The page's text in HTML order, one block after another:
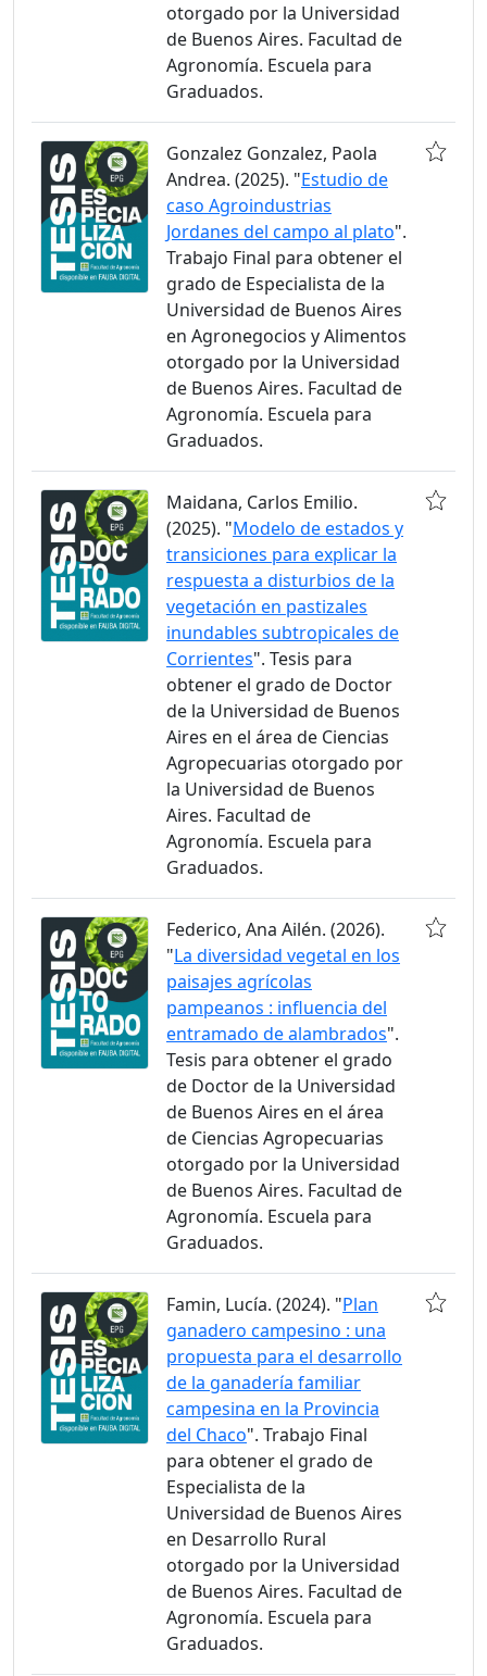
otorgado por la Universidad
de Buenos Aires. Facultad de
Agronomía. Escuela para
Graduados.
Gonzalez Gonzalez, Paola
Andrea. (2025). "Estudio de
caso Agroindustrias
Jordanes del campo al plato".
Trabajo Final para obtener el
grado de Especialista de la
Universidad de Buenos Aires
en Agronegocios y Alimentos
otorgado por la Universidad
de Buenos Aires. Facultad de
Agronomía. Escuela para
Graduados.
Maidana, Carlos Emilio.
(2025). "Modelo de estados y
transiciones para explicar la
respuesta a disturbios de la
vegetación en pastizales
inundables subtropicales de
Corrientes". Tesis para
obtener el grado de Doctor
de la Universidad de Buenos
Aires en el área de Ciencias
Agropecuarias otorgado por
la Universidad de Buenos
Aires. Facultad de
Agronomía. Escuela para
Graduados.
Federico, Ana Ailén. (2026).
"La diversidad vegetal en los
paisajes agrícolas
pampeanos : influencia del
entramado de alambrados".
Tesis para obtener el grado
de Doctor de la Universidad
de Buenos Aires en el área
de Ciencias Agropecuarias
otorgado por la Universidad
de Buenos Aires. Facultad de
Agronomía. Escuela para
Graduados.
Famin, Lucía. (2024). "Plan
ganadero campesino : una
propuesta para el desarrollo
de la ganadería familiar
campesina en la Provincia
del Chaco". Trabajo Final
para obtener el grado de
Especialista de la
Universidad de Buenos Aires
en Desarrollo Rural
otorgado por la Universidad
de Buenos Aires. Facultad de
Agronomía. Escuela para
Graduados.